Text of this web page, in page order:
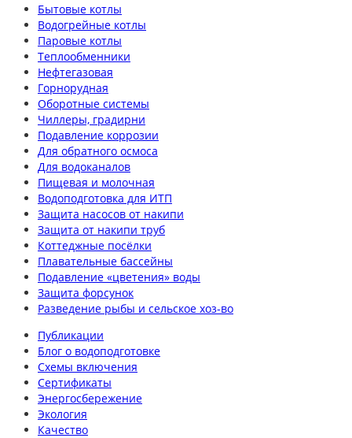
Бытовые котлы
Водогрейные котлы
Паровые котлы
Теплообменники
Нефтегазовая
Горнорудная
Оборотные системы
Чиллеры, градирни
Подавление коррозии
Для обратного осмоса
Для водоканалов
Пищевая и молочная
Водоподготовка для ИТП
Защита насосов от накипи
Защита от накипи труб
Коттеджные посёлки
Плавательные бассейны
Подавление «цветения» воды
Защита форсунок
Разведение рыбы и сельское хоз-во
Публикации
Блог о водоподготовке
Схемы включения
Сертификаты
Энергосбережение
Экология
Качество